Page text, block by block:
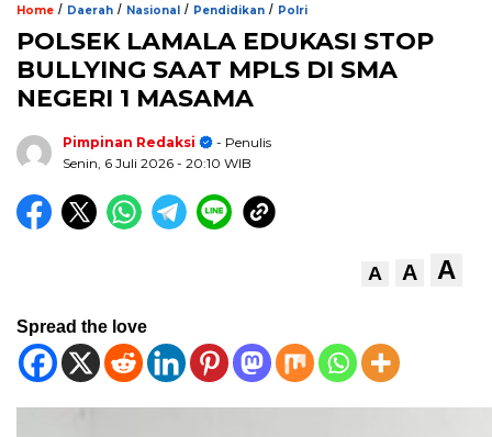
Home / Daerah / Nasional / Pendidikan / Polri
POLSEK LAMALA EDUKASI STOP
BULLYING SAAT MPLS DI SMA
NEGERI 1 MASAMA
Pimpinan Redaksi
- Penulis
Senin, 6 Juli 2026 - 20:10 WIB
A A A
Spread the love